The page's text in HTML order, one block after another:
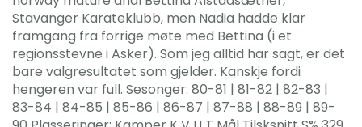
Stavanger Karateklubb, men Nadia hadde klar
framgang fra forrige møte med Bettina (i et
regionsstevne i Asker). Som jeg alltid har sagt, er det
bare valgresultatet som gjelder. Kanskje fordi
hengeren var full. Sesonger: 80-81 | 81-82 | 82-83 |
83-84 | 84-85 | 85-86 | 86-87 | 87-88 | 88-89 | 89-